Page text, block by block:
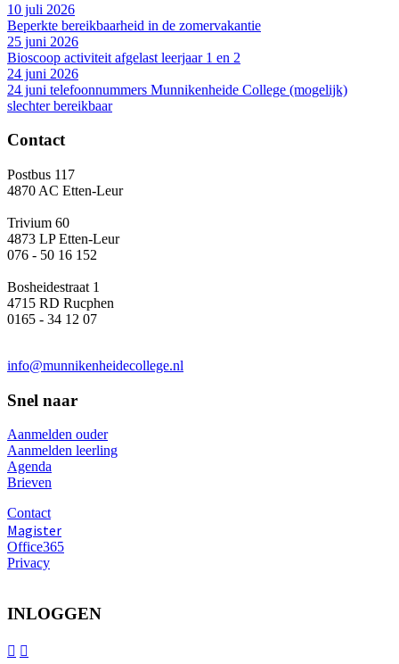
10 juli 2026
Beperkte bereikbaarheid in de zomervakantie
25 juni 2026
Bioscoop activiteit afgelast leerjaar 1 en 2
24 juni 2026
24 juni telefoonnummers Munnikenheide College (mogelijk)
slechter bereikbaar
Contact
Postbus 117
4870 AC Etten-Leur
Trivium 60
4873 LP Etten-Leur
076 - 50 16 152
Bosheidestraat 1
4715 RD Rucphen
0165 - 34 12 07
info@munnikenheidecollege.nl
Snel naar
Aanmelden ouder
Aanmelden leerling
Agenda
Brieven
Contact
Magister
Office365
Privacy
INLOGGEN
 